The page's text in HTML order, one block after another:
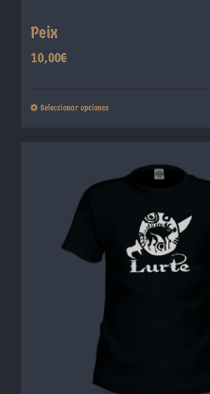
Peix
10,00€
Seleccionar opcionesEste
múltiples
opciones
pueden